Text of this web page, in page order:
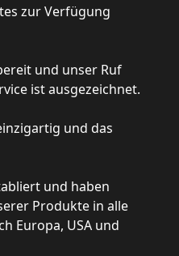
zur Verfügung
und unser Ruf
ist ausgezeichnet.
und das
und haben
Produkte in alle
Europa, USA und